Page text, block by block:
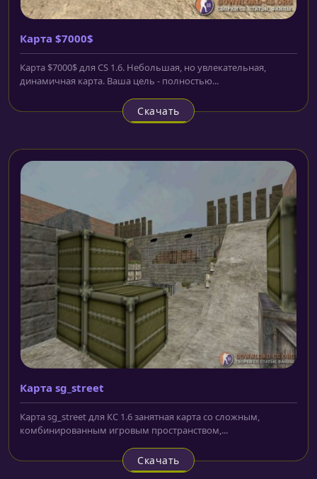
Карта $7000$
Карта $7000$ для CS 1.6. Небольшая, но увлекательная,
динамичная карта. Ваша цель - полностью...
Скачать
Карта sg_street
Карта sg_street для КС 1.6 занятная карта со сложным,
комбинированным игровым пространством,...
Скачать